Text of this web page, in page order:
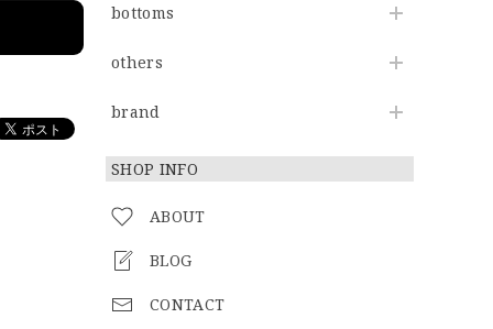
bottoms
others
brand
SHOP INFO
ABOUT
BLOG
CONTACT